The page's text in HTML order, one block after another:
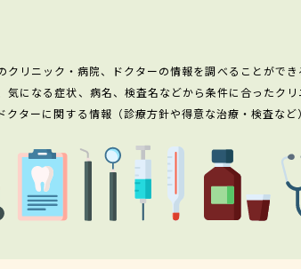
リニック・病院、ドクターの情報を調べることができ
になる症状、病名、検査名などから条件に合ったクリ
ターに関する情報（診療方針や得意な治療・検査など